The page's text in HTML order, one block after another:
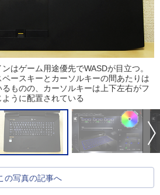
はゲーム用途優先でWASDが目立つ。
ースキーとカーソルキーの間あたりは
ものの、カーソルキーは上下左右がフ
うに配置されている
の写真の記事へ